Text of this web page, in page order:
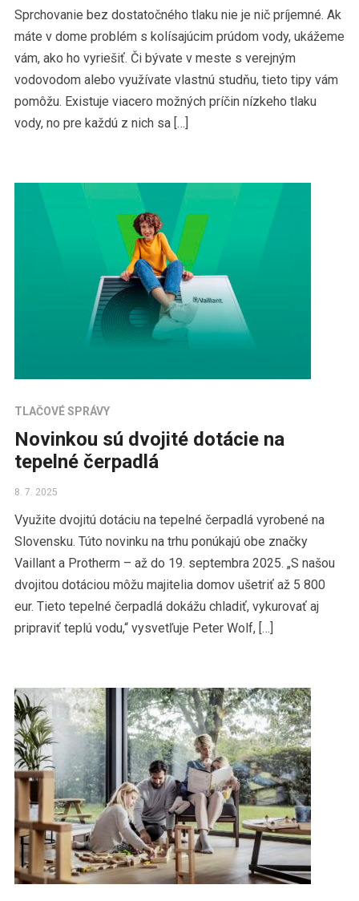
Sprchovanie bez dostatočného tlaku nie je nič príjemné. Ak
máte v dome problém s kolísajúcim prúdom vody, ukážeme
vám, ako ho vyriešiť. Či bývate v meste s verejným
vodovodom alebo využívate vlastnú studňu, tieto tipy vám
pomôžu. Existuje viacero možných príčin nízkeho tlaku
vody, no pre každú z nich sa […]
TLAČOVÉ SPRÁVY
Novinkou sú dvojité dotácie na
tepelné čerpadlá
8. 7. 2025
Využite dvojitú dotáciu na tepelné čerpadlá vyrobené na
Slovensku. Túto novinku na trhu ponúkajú obe značky
Vaillant a Protherm – až do 19. septembra 2025. „S našou
dvojitou dotáciou môžu majitelia domov ušetriť až 5 800
eur. Tieto tepelné čerpadlá dokážu chladiť, vykurovať aj
pripraviť teplú vodu,“ vysvetľuje Peter Wolf, […]